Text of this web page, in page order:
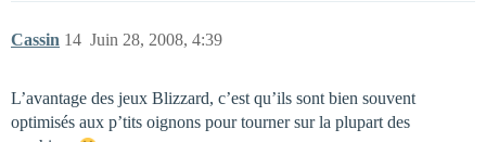
Cassin Juin 28, 2008, 4:39
14
L’avantage des jeux Blizzard, c’est qu’ils sont bien souvent
optimisés aux p’tits oignons pour tourner sur la plupart des